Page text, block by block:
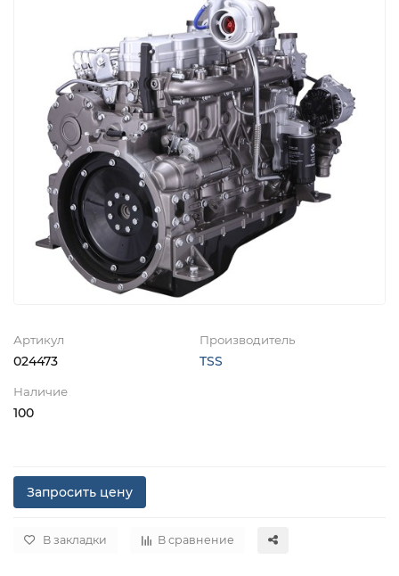
Артикул
024473
Производитель
TSS
Наличие
100
Запросить цену
В закладки В сравнение